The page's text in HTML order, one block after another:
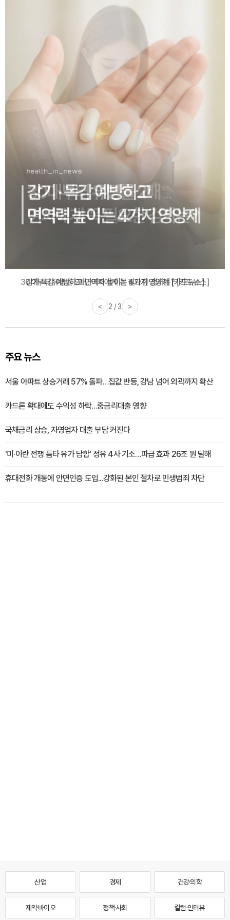
감기·독감 예방하고 면역력 높이는 4가지 영양제 [카드뉴스]
< 3 / 3 >
주요 뉴스
서울 아파트 상승거래 57% 돌파…집값 반등, 강남 넘어 외곽까지 확산
카드론 확대에도 수익성 하락…중금리대출 영향
국채금리 상승, 자영업자 대출 부담 커진다
'미·이란 전쟁 틈타 유가 담합' 정유 4사 기소…파급 효과 26조 원 달해
휴대전화 개통에 안면인증 도입...강화된 본인 절차로 민생범죄 차단
산업 경제 건강·의학
제약·바이오 정책·사회 칼럼·인터뷰